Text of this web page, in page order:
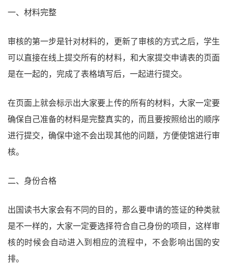
一、材料完整
审核的第一步是针对材料的，更新了审核的方式之后，学生
可以直接在线上提交所有的材料，和大家提交申请表的页面
是在一起的，完成了表格填写后，一起进行提交。
在页面上就会标示出大家要上传的所有的材料，大家一定要
确保自己准备的材料是完整真实的，而且要按照给出的顺序
进行提交，确保中途不会出现其他的问题，方便使馆进行审
核。
二、身份合格
出国读书大家会有不同的目的，那么要申请的签证的种类就
是不一样的，大家一定要选择符合自己身份的项目，这样审
核的时候会自动进入到相应的流程中，不会影响出国的安
排。